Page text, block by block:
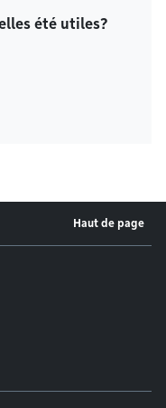
été utiles?
Haut de page